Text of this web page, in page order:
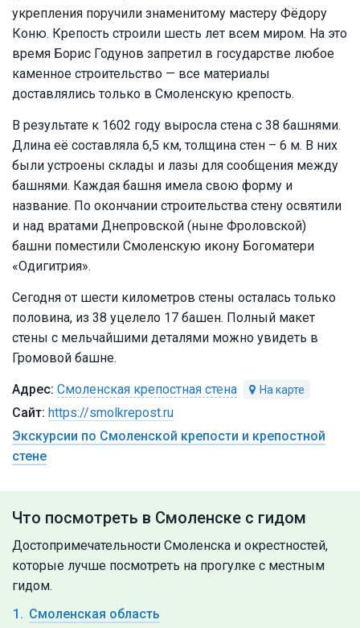
укрепления поручили знаменитому мастеру Фёдору
Коню. Крепость строили шесть лет всем миром. На это
время Борис Годунов запретил в государстве любое
каменное строительство — все материалы
доставлялись только в Смоленскую крепость.
В результате к 1602 году выросла стена с 38 башнями.
Длина её составляла 6,5 км, толщина стен – 6 м. В них
были устроены склады и лазы для сообщения между
башнями. Каждая башня имела свою форму и
название. По окончании строительства стену освятили
и над вратами Днепровской (ныне Фроловской)
башни поместили Смоленскую икону Богоматери
«Одигитрия».
Сегодня от шести километров стены осталась только
половина, из 38 уцелело 17 башен. Полный макет
стены с мельчайшими деталями можно увидеть в
Громовой башне.
Смоленская крепостная стена
https://smolkrepost.ru
Экскурсии по Смоленской крепости и крепостной
стене
Что посмотреть в Смоленске с гидом
Достопримечательности Смоленска и окрестностей,
которые лучше посмотреть на прогулке с местным
гидом.
Смоленская область